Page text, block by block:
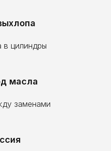
в цилиндры
масла
заменами